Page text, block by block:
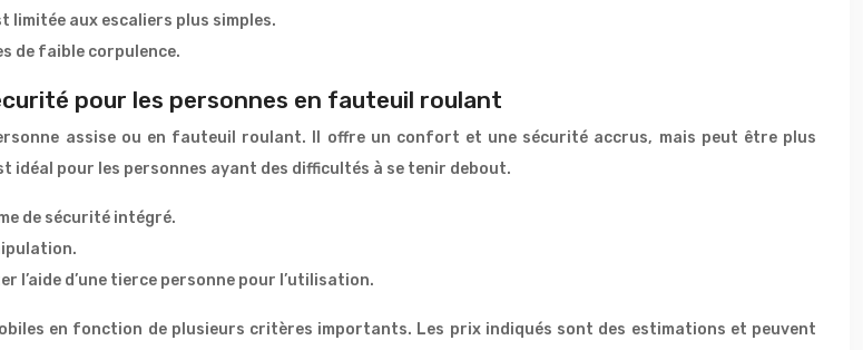
limitée aux escaliers plus simples.
de faible corpulence.
pour les personnes en fauteuil roulant
assise ou en fauteuil roulant. Il offre un confort et une sécurité accrus, mais peut être plus
pour les personnes ayant des difficultés à se tenir debout.
de sécurité intégré.
l’aide d’une tierce personne pour l’utilisation.
en fonction de plusieurs critères importants. Les prix indiqués sont des estimations et peuvent